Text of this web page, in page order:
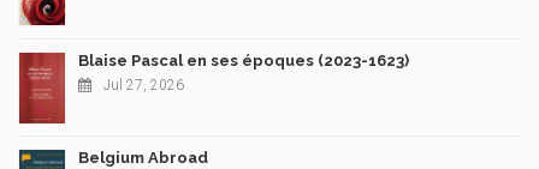
Blaise Pascal en ses époques (2023-1623)
Jul 27, 2026
Belgium Abroad